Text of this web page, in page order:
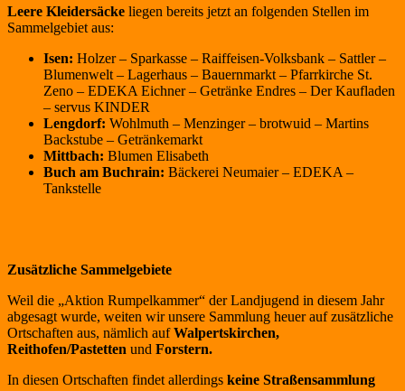
Leere Kleidersäcke liegen bereits jetzt an folgenden Stellen im
Sammelgebiet aus:
Isen: Holzer – Sparkasse – Raiffeisen-Volksbank – Sattler –
Blumenwelt – Lagerhaus – Bauernmarkt – Pfarrkirche St.
Zeno – EDEKA Eichner – Getränke Endres – Der Kaufladen
– servus KINDER
Lengdorf: Wohlmuth – Menzinger – brotwuid – Martins
Backstube – Getränkemarkt
Mittbach: Blumen Elisabeth
Buch am Buchrain: Bäckerei Neumaier – EDEKA –
Tankstelle
Zusätzliche Sammelgebiete
Weil die „Aktion Rumpelkammer“ der Landjugend in diesem Jahr
abgesagt wurde, weiten wir unsere Sammlung heuer auf zusätzliche
Ortschaften aus, nämlich aufWalpertskirchen,
Reithofen/Pastetten und Forstern.
In diesen Ortschaften findet allerdings keine Straßensammlung